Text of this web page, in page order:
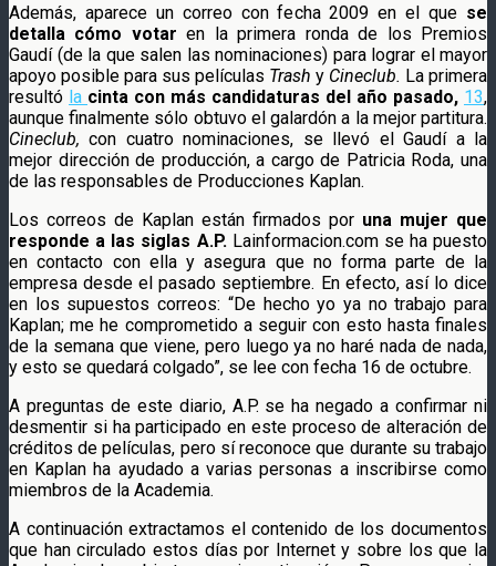
Además, aparece un correo con fecha 2009 en el que se
detalla cómo votar en la primera ronda de los Premios
Gaudí (de la que salen las nominaciones) para lograr el mayor
apoyo posible para sus películas Trash y Cineclub. La primera
resultó la cinta con más candidaturas del año pasado, 13,
aunque finalmente sólo obtuvo el galardón a la mejor partitura.
Cineclub,con cuatro nominaciones, se llevó el Gaudí a la
mejor dirección de producción, a cargo de Patricia Roda, una
de las responsables de Producciones Kaplan.
Los correos de Kaplan están firmados por una mujer que
responde a las siglas A.P.Lainformacion.com se ha puesto
en contacto con ella y asegura que no forma parte de la
empresa desde el pasado septiembre. En efecto, así lo dice
en los supuestos correos: “De hecho yo ya no trabajo para
Kaplan; me he comprometido a seguir con esto hasta finales
de la semana que viene, pero luego ya no haré nada de nada,
y esto se quedará colgado”, se lee con fecha 16 de octubre.
A preguntas de este diario, A.P. se ha negado a confirmar ni
desmentir si ha participado en este proceso de alteración de
créditos de películas, pero sí reconoce que durante su trabajo
en Kaplan ha ayudado a varias personas a inscribirse como
miembros de la Academia.
A continuación extractamos el contenido de los documentos
que han circulado estos días por Internet y sobre los que la